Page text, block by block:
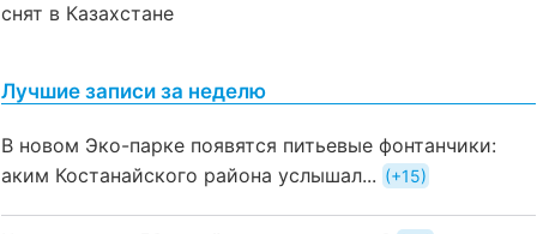
снят в Казахстане
Лучшие записи за неделю
В новом Эко-парке появятся питьевые фонтанчики:
аким Костанайского района услышал...
+15